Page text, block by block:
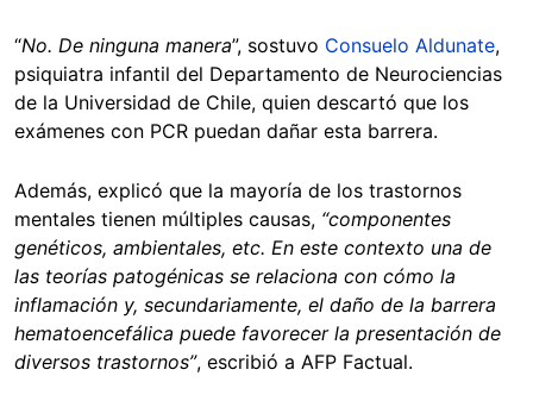
“No. De ninguna manera”, sostuvo Consuelo Aldunate,
psiquiatra infantil del Departamento de Neurociencias
de la Universidad de Chile, quien descartó que los
exámenes con PCR puedan dañar esta barrera.
Además, explicó que la mayoría de los trastornos
mentales tienen múltiples causas, “componentes
genéticos, ambientales, etc. En este contexto una de
las teorías patogénicas se relaciona con cómo la
inflamación y, secundariamente, el daño de la barrera
hematoencefálica puede favorecer la presentación de
diversos trastornos”, escribió a AFP Factual.